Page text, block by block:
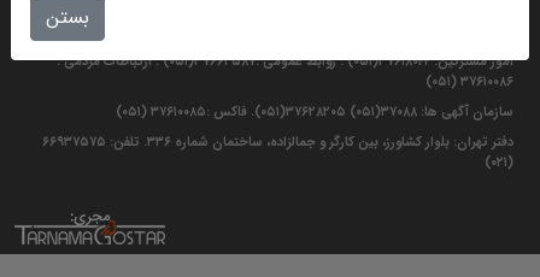
دفتر مرکزی: مشهد مقدس بلوار سجاد تقاطع جانباز موسسه فرهنگی قدس. تلفن:
امور مشترکین: ۳۷۶۱۸۰۴۴(۰۵۱) . روابط عمومی :۳۷۶۶۲۵۸۷(۰۵۱) . ارتباطات مردمی :
۳۷۶۱۰۰۸۶ (۰۵۱)
سازمان آگهی ها: ۳۷۰۸۸(۰۵۱) ۳۷۶۲۸۲۰۵(۰۵۱). فاکس :۳۷۶۱۰۰۸۵ (۰۵۱)
دفتر تهران: بلوار کشاورز، بین کارگر و جمالزاده، ساختمان شماره ۳۳۶. تلفن: ۶۶۹۳۷۵۷۵
(۰۲۱)
بستن